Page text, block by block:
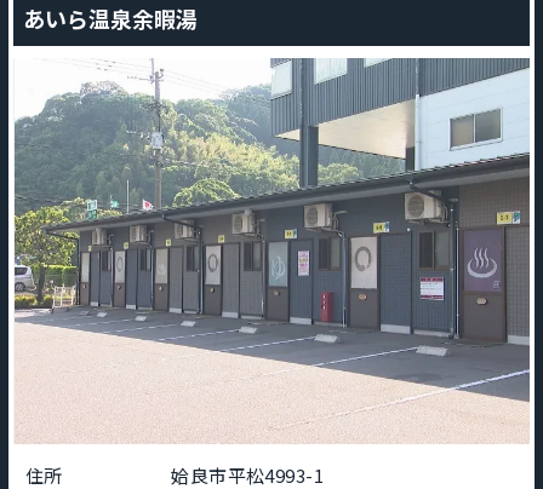
あいら温泉余暇湯
住所 姶良市平松4993-1